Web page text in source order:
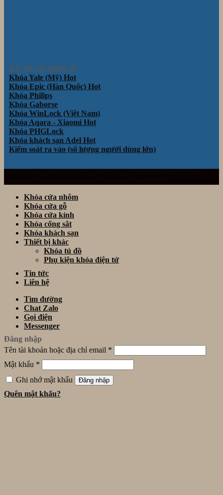
Kết nối với chúng tôi
Khóa Yale (Mỹ)
Khóa Epic (Hàn Quốc)
Khóa Philips
Khóa Gaborse
Khóa WinLock (Việt Nam)
Khóa Aqara - Xiaomi
Khóa PHGLock
Khóa khách sạn Adel
Kiểm soát ra vào (số lượng người dùng lớn)
Khóa cửa nhôm
Khóa cửa gỗ
Khóa cửa kính
Khóa cổng sắt
Khóa khách sạn
Thiết bị khác
Khóa tủ đồ
Phụ kiện khóa điện tử
Tin tức
Liên hệ
Tìm đường
Chat Zalo
Gọi điện
Messenger
Đăng nhập
Tên tài khoản hoặc địa chỉ email *
Mật khẩu *
Ghi nhớ mật khẩu
Đăng nhập
Quên mật khẩu?